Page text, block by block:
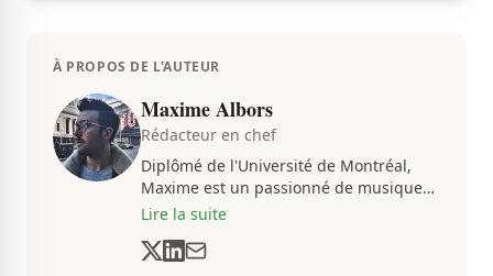
À PROPOS DE L'AUTEUR
Maxime Albors
Rédacteur en chef
Diplômé de l'Université de Montréal,
Maxime est un passionné de musique
et de basketball. Il suit de très près
du contenu informatif et divertissant.
Lire la suite